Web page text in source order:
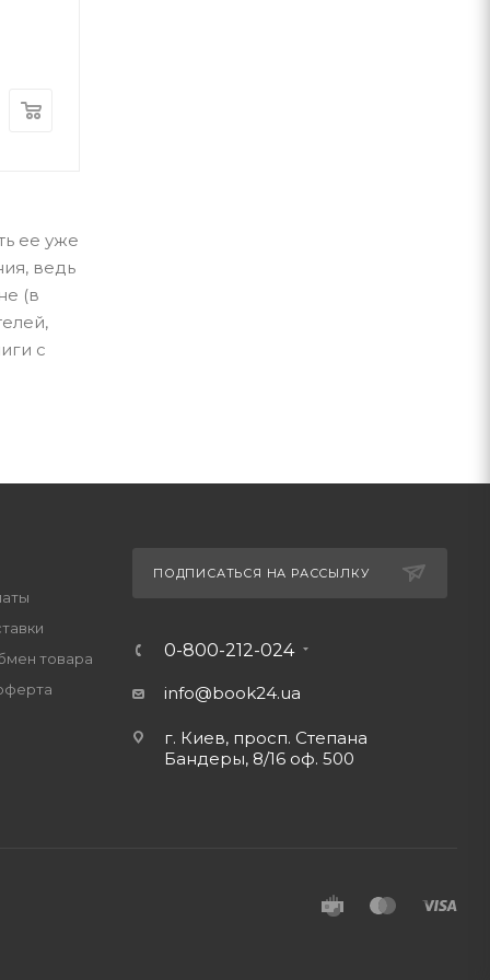
ее уже
ведь
(в
с
товара
ПОДПИСАТЬСЯ НА РАССЫЛКУ
0-800-212-024
info@book24.ua
г. Киев, просп. Степана
Бандеры, 8/16 оф. 500